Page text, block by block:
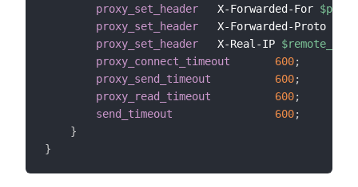
proxy_set_header
   X-Forwarded-For
proxy_set_header
   X-Forwarded-Proto
proxy_set_header
   X-Real-IP
$remote_addr
proxy_connect_timeout
600;
proxy_send_timeout
600;
proxy_read_timeout
600;
send_timeout
600;
}
}